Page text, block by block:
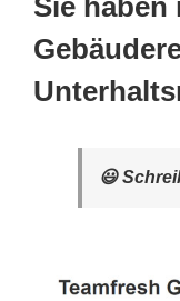
Sie haben
😃